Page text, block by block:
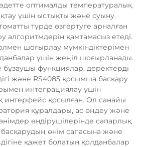
оптималды температуралық
үшін ыстықты және суыну
түрде өзгертуге арналған
алгоритмдерін қамтамасыз етеді.
шоғырлау мүмкіндіктерімен
үшін жеңіл шоғырланады.
бұзаушы функциялар, деректерді
және RS4085 қосымша басқару
интеграциялау үшін
интерфейс қосылған. Ол санайы
құралдары, ас өңдеу және
өндірушілерінде сапарлық
өнім сапасына және
қажет болатын қолданбалар